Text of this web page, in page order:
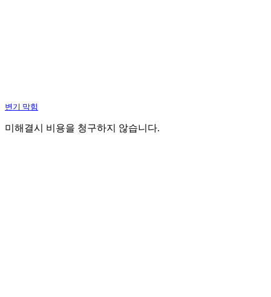
변기 막힘
미해결시 비용을 청구하지 않습니다.